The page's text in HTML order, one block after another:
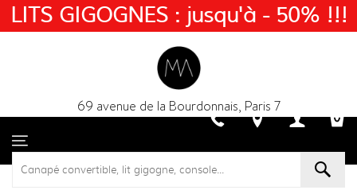
69 avenue de la Bourdonnais, Paris 7
LITS GIGOGNES : jusqu'à - 50% !!!